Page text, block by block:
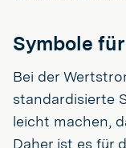
Symbole
Bei der
standardisierte
leicht machen,
Daher ist es für